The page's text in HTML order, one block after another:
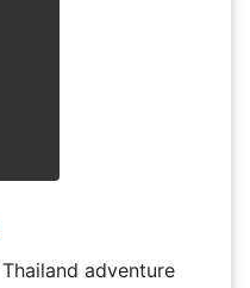
adventure